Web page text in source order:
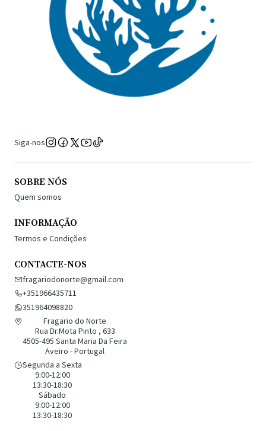
Siga-nos
SOBRE NÓS
Quem somos
INFORMAÇÃO
Termos e Condições
CONTACTE-NOS
fragariodonorte@gmail.com
+351966435711
351964098820
Fragario do Norte
Rua Dr.Mota Pinto , 633
4505-495 Santa Maria Da Feira
Aveiro - Portugal
Segunda a Sexta
9:00-12:00
13:30-18:30
Sábado
9:00-12:00
13:30-18:30